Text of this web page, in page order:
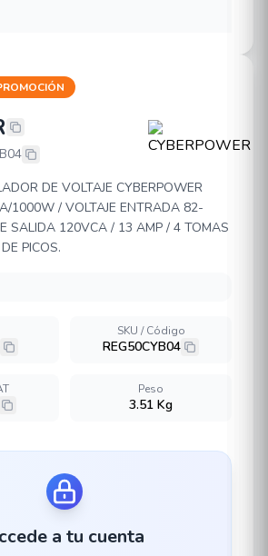
CL2000VR
DE VOLTAJE CYBERPOWER
1000W / VOLTAJE ENTRADA 82-
SALIDA 120VCA / 13 AMP / 4 TOMAS
PICOS.
SKU / Código
REG50CYB04
Peso
3.51 Kg
a tu cuenta